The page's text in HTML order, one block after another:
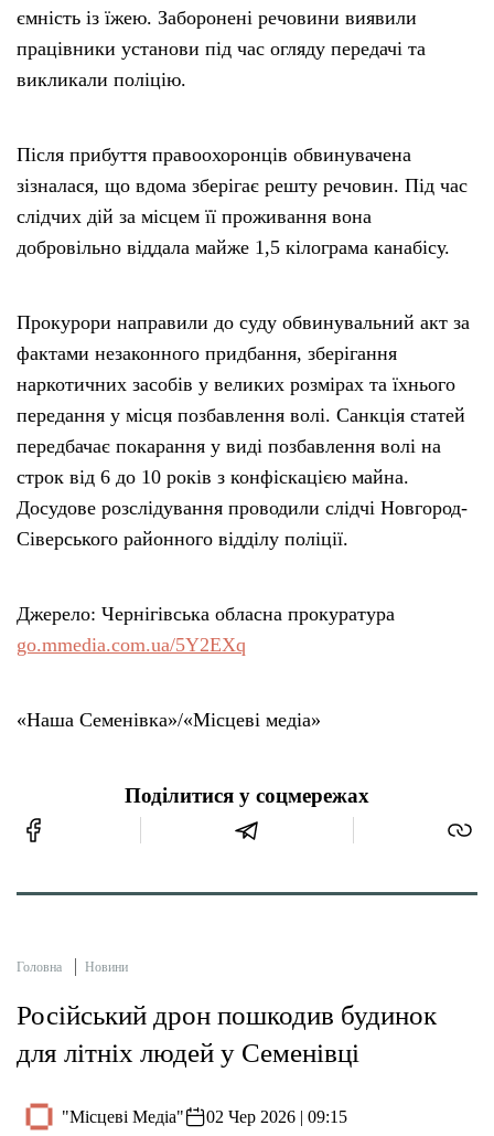
ємність із їжею. Заборонені речовини виявили
працівники установи під час огляду передачі та
викликали поліцію.
Після прибуття правоохоронців обвинувачена
зізналася, що вдома зберігає решту речовин. Під час
слідчих дій за місцем її проживання вона
добровільно віддала майже 1,5 кілограма канабісу.
Прокурори направили до суду обвинувальний акт за
фактами незаконного придбання, зберігання
наркотичних засобів у великих розмірах та їхнього
передання у місця позбавлення волі. Санкція статей
передбачає покарання у виді позбавлення волі на
строк від 6 до 10 років з конфіскацією майна.
Досудове розслідування проводили слідчі Новгород-
Сіверського районного відділу поліції.
Джерело: Чернігівська обласна прокуратура
go.mmedia.com.ua/5Y2EXq
«Наша Семенівка»/«Місцеві медіа»
Поділитися у соцмережах
Головна Новини
Російський дрон пошкодив будинок
для літніх людей у Семенівці
"Місцеві Медіа" 02 Чер 2026 | 09:15